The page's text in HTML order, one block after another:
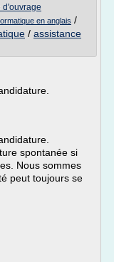
d'ouvrage
en anglais /
/ assistance
spontanée si
Nous sommes
peut toujours se